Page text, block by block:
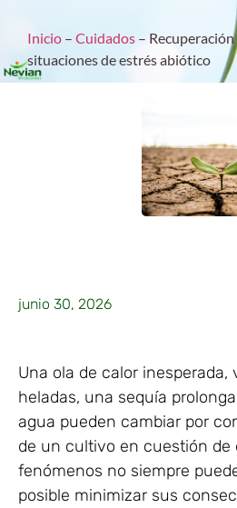
Inicio – Cuidados –
situaciones de estrés abiótico
junio 30, 2026
Una ola de calor inesperada,
heladas, una sequía
agua pueden cambiar por
de un cultivo en cuestión de
fenómenos no siempre
posible minimizar sus